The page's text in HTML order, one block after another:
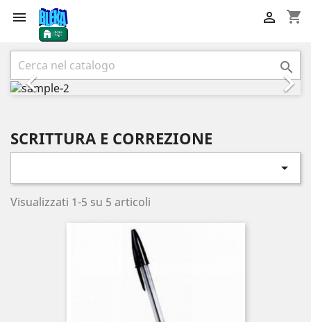
 shopping_cart



Precedente

SCRITTURA E CORREZIONE

Visualizzati 1-5 su 5 articoli